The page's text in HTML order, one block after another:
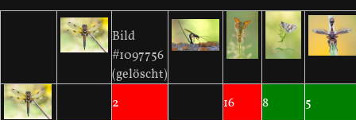
Bild
#1097756
(gelöscht)
2
16 8
5